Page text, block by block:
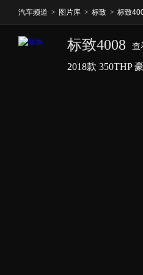
汽车频道 > 图片库 > 标致 > 标致
标致4008 查
2018款 350THP